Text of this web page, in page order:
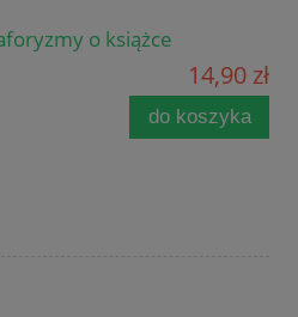
o książce
14,90 zł
do koszyka